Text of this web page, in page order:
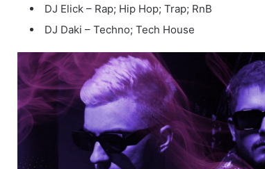
DJ Elick – Rap; Hip Hop; Trap; RnB
DJ Daki – Techno; Tech House